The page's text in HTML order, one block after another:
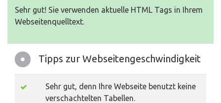
Sehr gut! Sie verwenden aktuelle HTML Tags in Ihrem
Webseitenquelltext.
Tipps zur Webseitengeschwindigkeit
Sehr gut, denn Ihre Webseite benutzt keine
verschachtelten Tabellen.